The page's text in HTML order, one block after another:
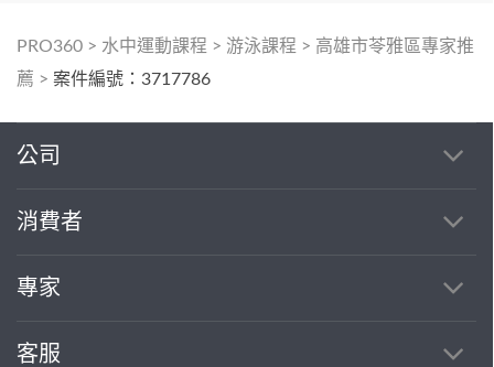
PRO360 > 水中運動課程 > 游泳課程 > 高雄市苓雅區專家推
薦 > 案件編號：3717786
公司
消費者
專家
客服